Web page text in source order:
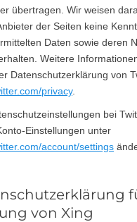
übertragen. Wir weisen
der Seiten keine
Daten sowie deren
Weitere
Datenschutzerklärung von
privacy.
bei
Einstellungen unter
account/settings
von Xing